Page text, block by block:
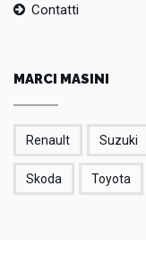
Contatti
MARCI MASINI
Renault Suzuki
Skoda Toyota